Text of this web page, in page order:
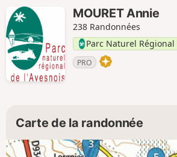
MOURET Annie
238 Randonnées
Parc Naturel Régional
PRO
Carte de la randonnée
3